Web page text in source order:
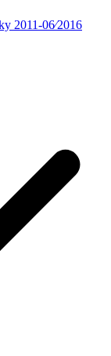
2011-06⁄2016